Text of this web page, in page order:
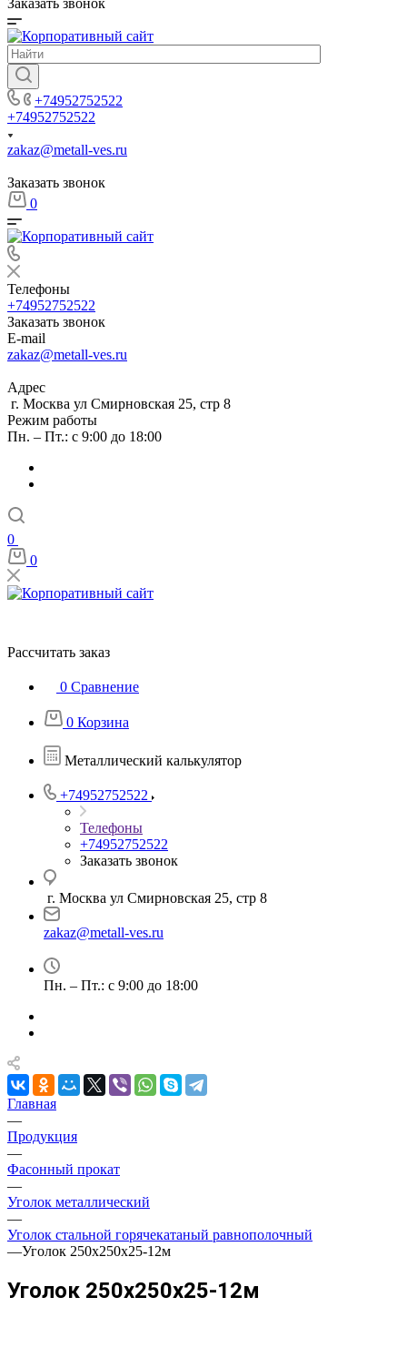
Заказать звонок
+74952752522
+74952752522
zakaz@metall-ves.ru
Заказать звонок
0
Телефоны
+74952752522
Заказать звонок
E-mail
zakaz@metall-ves.ru
Адрес
г. Москва ул Смирновская 25, стр 8
Режим работы
Пн. – Пт.: с 9:00 до 18:00
0
0
Рассчитать заказ
0 Сравнение
0 Корзина
Металлический калькулятор
+74952752522
Телефоны
+74952752522
Заказать звонок
г. Москва ул Смирновская 25, стр 8
zakaz@metall-ves.ru
Пн. – Пт.: с 9:00 до 18:00
Главная
—
Продукция
—
Фасонный прокат
—
Уголок металлический
—
Уголок стальной горячекатаный равнополочный
—Уголок 250х250х25-12м
Уголок 250х250х25-12м